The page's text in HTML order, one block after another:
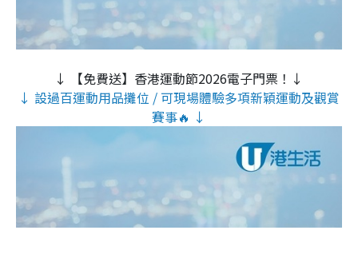
↓ 【免費送】香港運動節2026電子門票！↓
↓ 設過百運動用品攤位 / 可現場體驗多項新穎運動及觀賞
賽事🔥 ↓